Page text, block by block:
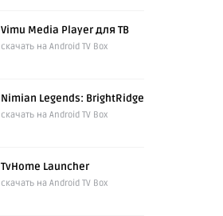
Vimu Media Player для ТВ
скачать на Android TV Box
Nimian Legends: BrightRidge
скачать на Android TV Box
TvHome Launcher
скачать на Android TV Box